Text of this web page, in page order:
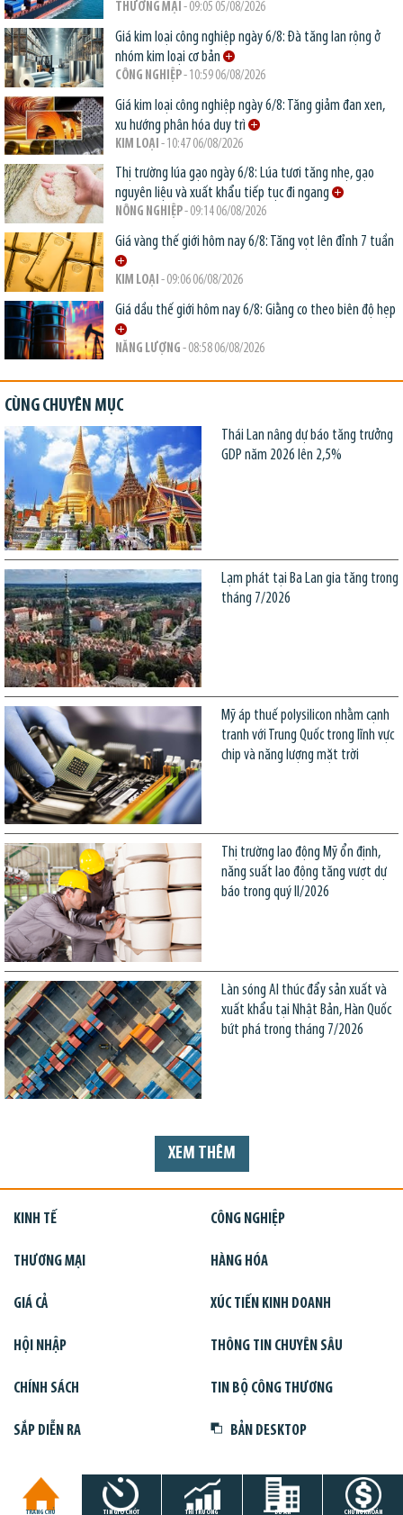
THƯƠNG MẠI - 09:05 05/08/2026
Giá kim loại công nghiệp ngày 6/8: Đà tăng lan rộng ở
nhóm kim loại cơ bản
CÔNG NGHIỆP- 10:59 06/08/2026
Giá kim loại công nghiệp ngày 6/8: Tăng giảm đan xen,
xu hướng phân hóa duy trì
KIM LOẠI - 10:47 06/08/2026
Thị trường lúa gạo ngày 6/8: Lúa tươi tăng nhẹ, gạo
nguyên liệu và xuất khẩu tiếp tục đi ngang
NÔNG NGHIỆP- 09:14 06/08/2026
Giá vàng thế giới hôm nay 6/8: Tăng vọt lên đỉnh 7 tuần
KIM LOẠI - 09:06 06/08/2026
Giá dầu thế giới hôm nay 6/8: Giằng co theo biên độ hẹp
NĂNG LƯỢNG - 08:58 06/08/2026
CÙNG CHUYÊN MỤC
Thái Lan nâng dự báo tăng trưởng
GDP năm 2026 lên 2,5%
Lạm phát tại Ba Lan gia tăng trong
tháng 7/2026
Mỹ áp thuế polysilicon nhằm cạnh
tranh với Trung Quốc trong lĩnh vực
chip và năng lượng mặt trời
Thị trường lao động Mỹ ổn định,
năng suất lao động tăng vượt dự
báo trong quý II/2026
Làn sóng AI thúc đẩy sản xuất và
xuất khẩu tại Nhật Bản, Hàn Quốc
bứt phá trong tháng 7/2026
XEM THÊM
KINH TẾ CÔNG NGHIỆP
THƯƠNG MẠI HÀNG HÓA
GIÁ CẢ XÚC TIẾN KINH DOANH
HỘI NHẬP THÔNG TIN CHUYÊN SÂU
CHÍNH SÁCH TIN BỘ CÔNG THƯƠNG
SẮP DIỄN RA BẢN DESKTOP
TRANG CHỦ TIN GIỜ CHÓT THỊ TRƯỜNG DỰ ÁN CHỨNG KHOÁN